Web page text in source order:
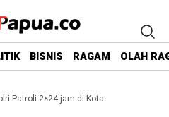
BISNIS RAGAM OLAH
Patroli 2×24 jam di Kota